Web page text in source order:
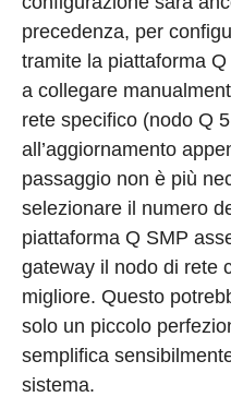
precedenza, per
tramite la piattaforma Q
a collegare
rete specifico (nodo Q
all’aggiornamento
passaggio non è più
selezionare il numero
piattaforma Q SMP
gateway il nodo di rete
migliore. Questo
solo un piccolo
semplifica
sistema.